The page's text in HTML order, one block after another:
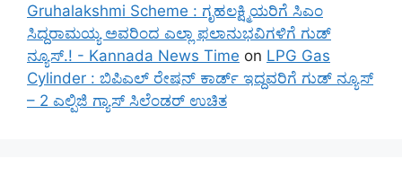
Gruhalakshmi Scheme : ಗೃಹಲಕ್ಷ್ಮಿಯರಿಗೆ ಸಿಎಂ
ಸಿದ್ದರಾಮಯ್ಯ ಅವರಿಂದ ಎಲ್ಲಾ ಫಲಾನುಭವಿಗಳಿಗೆ ಗುಡ್
ನ್ಯೂಸ್.! - Kannada News Time on LPG Gas
Cylinder : ಬಿಪಿಎಲ್ ರೇಷನ್ ಕಾರ್ಡ್ ಇದ್ದವರಿಗೆ ಗುಡ್ ನ್ಯೂಸ್
– 2 ಎಲ್ಪಿಜಿ ಗ್ಯಾಸ್ ಸಿಲೆಂಡರ್ ಉಚಿತ